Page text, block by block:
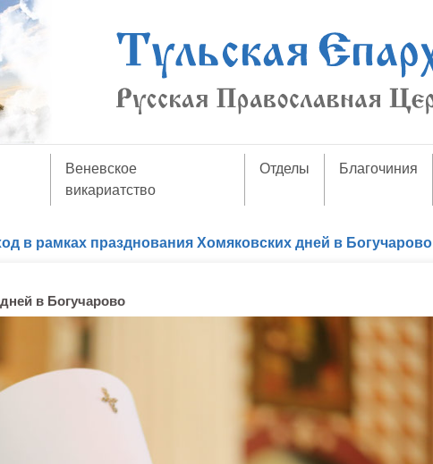
Веневское
викариатство
Отделы Благочиния
в рамках празднования Хомяковских дней в Богучарово
в Богучарово